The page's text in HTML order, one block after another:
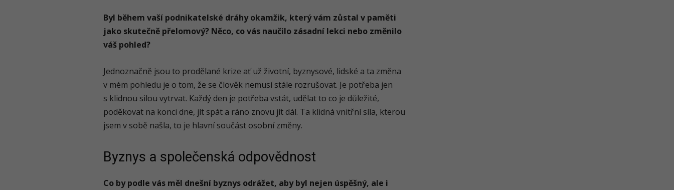
Byl během vaší podnikatelské dráhy okamžik, který vám zůstal v paměti
jako skutečně přelomový? Něco, co vás naučilo zásadní lekci nebo změnilo
váš pohled?
Jednoznačně jsou to prodělané krize ať už životní, byznysové, lidské a ta změna
v mém pohledu je o tom, že se člověk nemusí stále rozrušovat. Je potřeba jen
s klidnou silou vytrvat. Každý den je potřeba vstát, udělat to co je důležité,
poděkovat na konci dne, jít spát a ráno znovu jít dál. Ta klidná vnitřní síla, kterou
jsem v sobě našla, to je hlavní součást osobní změny.
Byznys a společenská odpovědnost
Co by podle vás měl dnešní byznys odrážet, aby byl nejen úspěšný, ale i